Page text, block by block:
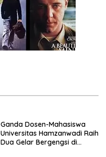
Ganda Dosen-Mahasiswa
Universitas Hamzanwadi Raih
Dua Gelar Bergengsi di